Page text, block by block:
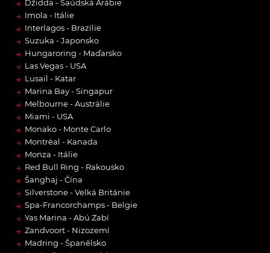
→ Džidda - Saúdská Arábie
→ Imola - Itálie
→ Interlagos - Brazílie
→ Suzuka - Japonsko
→ Hungaroring - Maďarsko
→ Las Vegas - USA
→ Lusail - Katar
→ Marina Bay - Singapur
→ Melbourne - Austrálie
→ Miami - USA
→ Monako - Monte Carlo
→ Montréal - Kanada
→ Monza - Itálie
→ Red Bull Ring - Rakousko
→ Šanghaj - Čína
→ Silverstone - Velká Británie
→ Spa-Francorchamps - Belgie
→ Yas Marina - Abú Zabí
→ Zandvoort - Nizozemí
→ Madring - Španělsko